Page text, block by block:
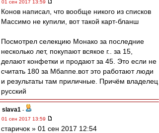
01 сен 2017 13:59
Конов написал, что вообще никого из списков
Массимо не купили, вот такой карт-бланш
Посмотрел селекцию Монако за последние
несколько лет, покупают всякое г.. за 15,
делают конфетки и продают за 45. Это если не
считать 180 за Мбаппе.вот это работают люди
и результаты там приличные. Причём владелец
русский
slava1 -
01 сен 2017 13:59
старичок » 01 сен 2017 12:54